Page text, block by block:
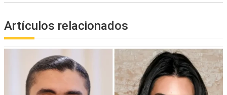
Artículos relacionados